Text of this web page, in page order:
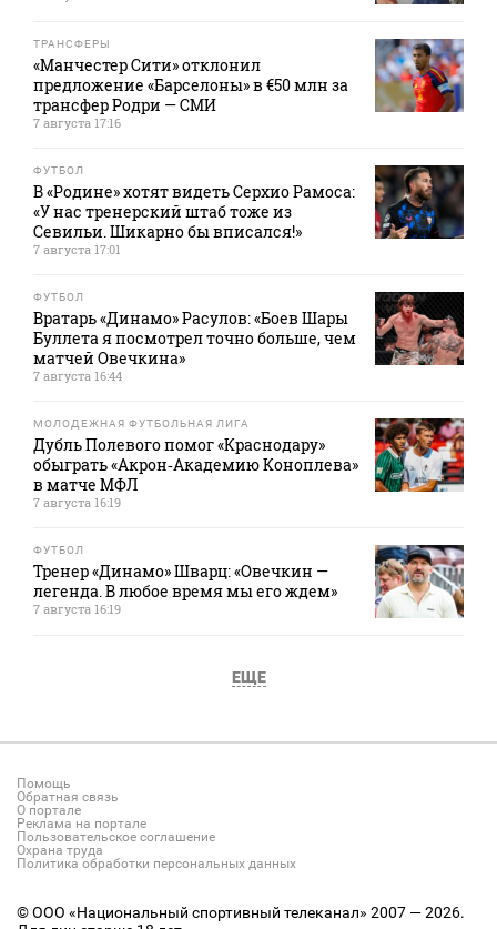
ТРАНСФЕРЫ
«Манчестер Сити» отклонил
предложение «Барселоны» в €50 млн за
трансфер Родри — СМИ
7 августа 17:16
ФУТБОЛ
В «Родине» хотят видеть Серхио Рамоса:
«У нас тренерский штаб тоже из
Севильи. Шикарно бы вписался!»
7 августа 17:01
ФУТБОЛ
Вратарь «Динамо» Расулов: «Боев Шары
Буллета я посмотрел точно больше, чем
матчей Овечкина»
7 августа 16:44
МОЛОДЕЖНАЯ ФУТБОЛЬНАЯ ЛИГА
Дубль Полевого помог «Краснодару»
обыграть «Акрон‑Академию Коноплева»
в матче МФЛ
7 августа 16:19
ФУТБОЛ
Тренер «Динамо» Шварц: «Овечкин —
легенда. В любое время мы его ждем»
7 августа 16:19
ЕЩЕ
Помощь
Обратная связь
О портале
Реклама на портале
Пользовательское соглашение
Охрана труда
Политика обработки персональных данных
© ООО «Национальный спортивный телеканал» 2007 — 2026.